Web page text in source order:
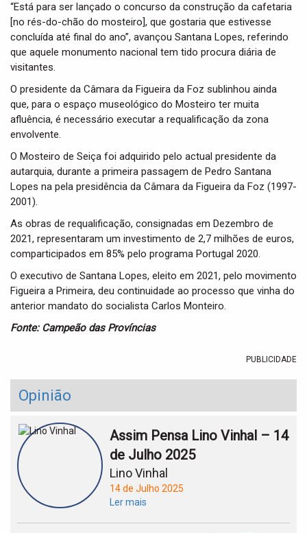
“Está para ser lançado o concurso da construção da cafetaria
[no rés-do-chão do mosteiro], que gostaria que estivesse
concluída até final do ano”, avançou Santana Lopes, referindo
que aquele monumento nacional tem tido procura diária de
visitantes.
O presidente da Câmara da Figueira da Foz sublinhou ainda
que, para o espaço museológico do Mosteiro ter muita
afluência, é necessário executar a requalificação da zona
envolvente.
O Mosteiro de Seiça foi adquirido pelo actual presidente da
autarquia, durante a primeira passagem de Pedro Santana
Lopes na pela presidência da Câmara da Figueira da Foz (1997-
2001).
As obras de requalificação, consignadas em Dezembro de
2021, representaram um investimento de 2,7 milhões de euros,
comparticipados em 85% pelo programa Portugal 2020.
O executivo de Santana Lopes, eleito em 2021, pelo movimento
Figueira a Primeira, deu continuidade ao processo que vinha do
anterior mandato do socialista Carlos Monteiro.
Fonte: Campeão das Províncias
PUBLICIDADE
Opinião
Assim Pensa Lino Vinhal – 14
de Julho 2025
Lino Vinhal
14 de Julho 2025
Ler mais